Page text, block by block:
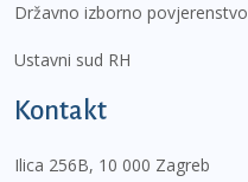
Državno izborno povjerenstvo
Ustavni sud RH
Kontakt
Ilica 256B, 10 000 Zagreb